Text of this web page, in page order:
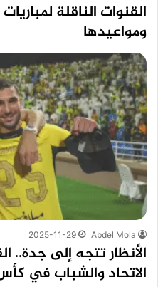
ومواعيدها
Abdel Mola
2025-11-29
الأنظار تتجه إلى جدة..
الاتحاد والشباب في